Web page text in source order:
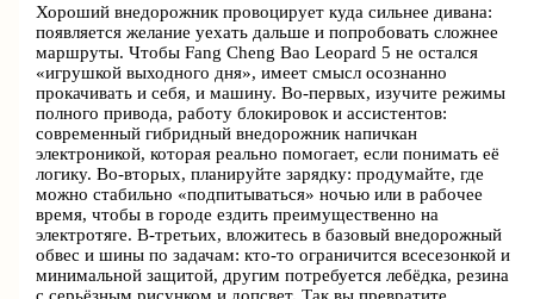
Хороший внедорожник провоцирует куда сильнее дивана:
появляется желание уехать дальше и попробовать сложнее
маршруты. Чтобы Fang Cheng Bao Leopard 5 не остался
«игрушкой выходного дня», имеет смысл осознанно
прокачивать и себя, и машину. Во‑первых, изучите режимы
полного привода, работу блокировок и ассистентов:
современный гибридный внедорожник напичкан
электроникой, которая реально помогает, если понимать её
логику. Во‑вторых, планируйте зарядку: продумайте, где
можно стабильно «подпитываться» ночью или в рабочее
время, чтобы в городе ездить преимущественно на
электротяге. В‑третьих, вложитесь в базовый внедорожный
обвес и шины по задачам: кто-то ограничится всесезонкой и
минимальной защитой, другим потребуется лебёдка, резина
с серьёзным рисунком и допсвет. Так вы превратите